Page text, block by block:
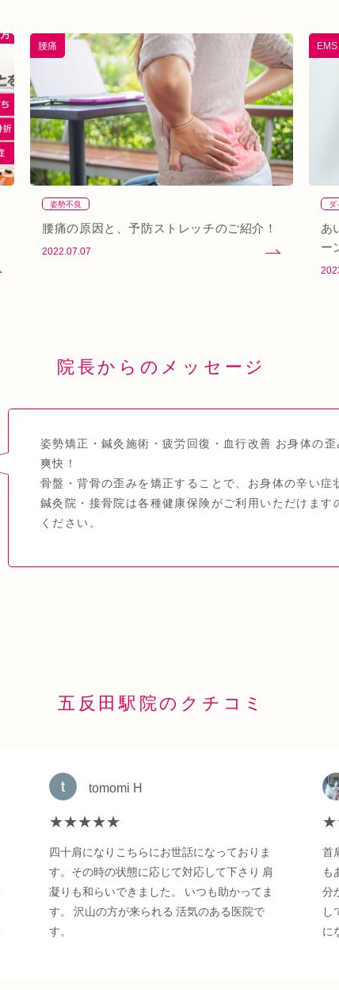
腰痛
姿勢不良
腰痛の原因と、予防ストレッチのご紹介！
2022.07.07
あ
ー
院長からのメッセージ
姿勢矯正・鍼灸施術・疲労回復・血行改善 お身体の
爽快！
骨盤・背骨の歪みを矯正することで、お身体の辛い症
鍼灸院・接骨院は各種健康保険がご利用いただけます
ください。
五反田駅院のクチコミ
tomomi H
★★★★★
四十肩になりこちらにお世話になっておりま
す。その時の状態に応じて対応して下さり 肩
凝りも和らいできました。 いつも助かってま
す。 沢山の方が来られる 活気のある医院で
す。
首
も
分
し
に